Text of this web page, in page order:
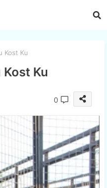
Kost Ku
Ku
0